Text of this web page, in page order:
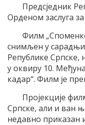
Предсједник
Орденом заслуга
Филм „Споменко
снимљен у
Републике Српске,
у оквиру 10.
кадар“. Филм је
Пројекције
Српске, али и ван
недавно приказан